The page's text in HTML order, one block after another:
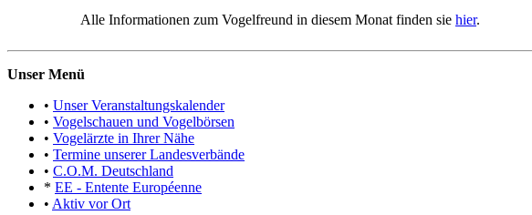
Alle Informationen zum Vogelfreund in diesem Monat finden sie hier.
Unser Menü
• Unser Veranstaltungskalender
• Vogelschauen und Vogelbörsen
• Vogelärzte in Ihrer Nähe
• Termine unserer Landesverbände
• C.O.M. Deutschland
* EE - Entente Européenne
• Aktiv vor Ort